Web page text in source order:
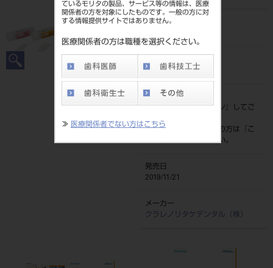
ているモリタの製品、サービス等の情報は、医療
関係者の方を対象にしたものです。一般の方に対
する情報提供サイトではありません。
医療関係者の方は職種を選択ください。
≫ 医療関係者でない方はこちら
品目コード
4571110542439
標準価格
価格の確認は『ログイン
』してご
ネット会員登録がまだの方は『
こ
ちら』より登録ください。
発売日
2019/11/21
メーカー
クラレノリタケデンタル（株）